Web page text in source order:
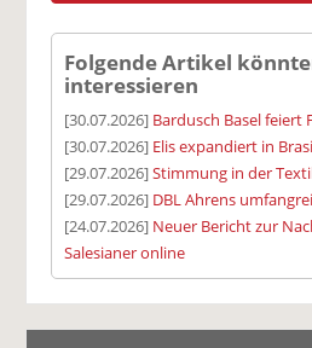
Folgende Artikel
interessieren
[30.07.2026] Bardusch Basel feiert
[30.07.2026] Elis expandiert in
[29.07.2026]Stimmung in der
[29.07.2026] DBL Ahrens
[24.07.2026] Neuer Bericht zur
Salesianer online